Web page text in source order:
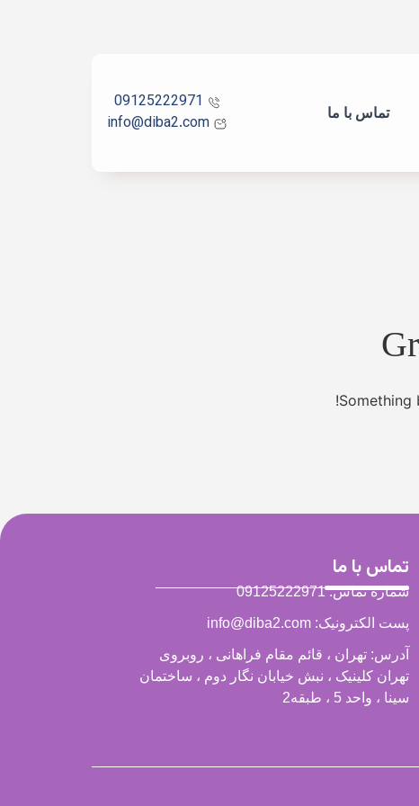
تماس با ما
09125222971
info@diba2.com
Something
تماس با ما
شماره تماس: 09125222971
پست الکترونیک: info@diba2.com
آدرس: تهران ، قائم مقام فراهانی ، روبروی
تهران کلینیک ، نبش خیابان نگار دوم ، ساختمان
سینا ، واحد 5 ، طبقه2